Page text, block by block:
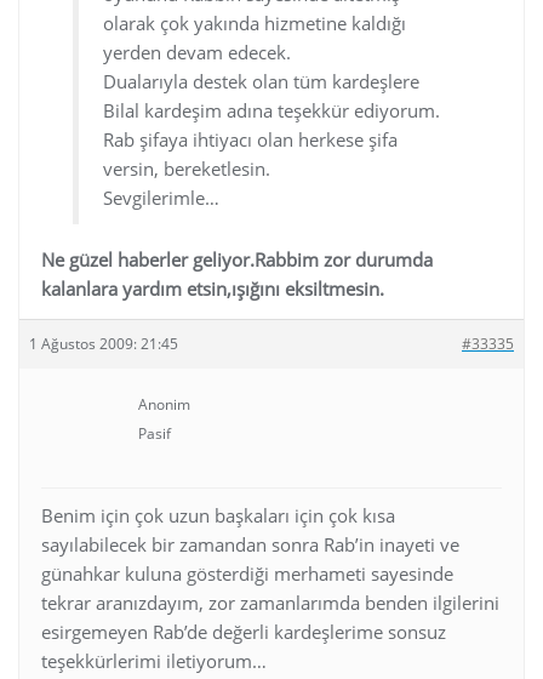
olarak çok yakında hizmetine kaldığı
yerden devam edecek.
Dualarıyla destek olan tüm kardeşlere
Bilal kardeşim adına teşekkür ediyorum.
Rab şifaya ihtiyacı olan herkese şifa
versin, bereketlesin.
Sevgilerimle…
Ne güzel haberler geliyor.Rabbim zor durumda
kalanlara yardım etsin,ışığını eksiltmesin.
1 Ağustos 2009: 21:45 #33335
Anonim
Pasif
Benim için çok uzun başkaları için çok kısa
sayılabilecek bir zamandan sonra Rab’in inayeti ve
günahkar kuluna gösterdiği merhameti sayesinde
tekrar aranızdayım, zor zamanlarımda benden ilgilerini
esirgemeyen Rab’de değerli kardeşlerime sonsuz
teşekkürlerimi iletiyorum…